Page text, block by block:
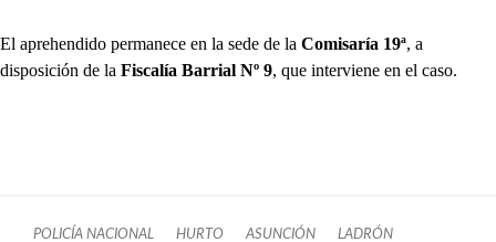
El aprehendido permanece en la sede de la Comisaría 19ª, a
disposición de la Fiscalía Barrial Nº 9, que interviene en el caso.
POLICÍA NACIONAL HURTO ASUNCIÓN LADRÓN